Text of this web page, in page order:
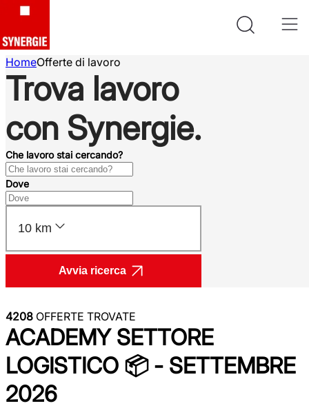
HomeOfferte di lavoro
Trova lavoro
con Synergie.
Che lavoro stai cercando?
Dove
10 km
Avvia ricerca
4208 OFFERTE TROVATE
ACADEMY SETTORE
LOGISTICO 📦 - SETTEMBRE
2026